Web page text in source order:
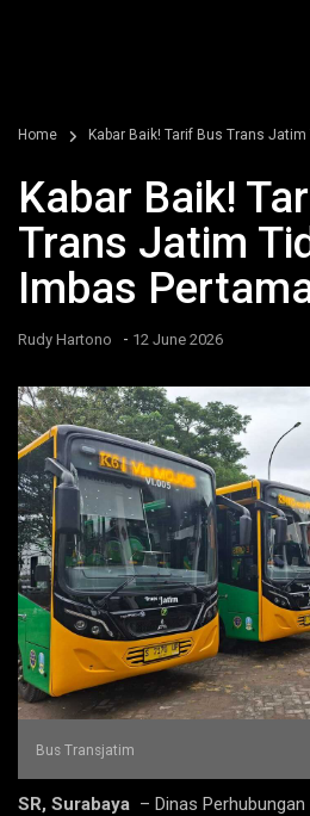
Home Kabar Baik! Tarif Bus Trans
Kabar Baik!
Trans Jatim
Imbas
Rudy Hartono - 12 June 2026
Bus Transjatim
SR, Surabaya – Dinas